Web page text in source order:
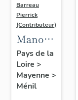
Barreau
Pierrick
(Contributeur)
Manoir
ou
maison
de
Pays de la
Loire >
Mayenne >
Ménil